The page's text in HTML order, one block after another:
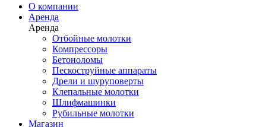
О компании
Аренда
Аренда
Отбойные молотки
Компрессоры
Бетоноломы
Пескоструйные аппараты
Дрели и шуруповерты
Клепальные молотки
Шлифмашинки
Рубильные молотки
Магазин